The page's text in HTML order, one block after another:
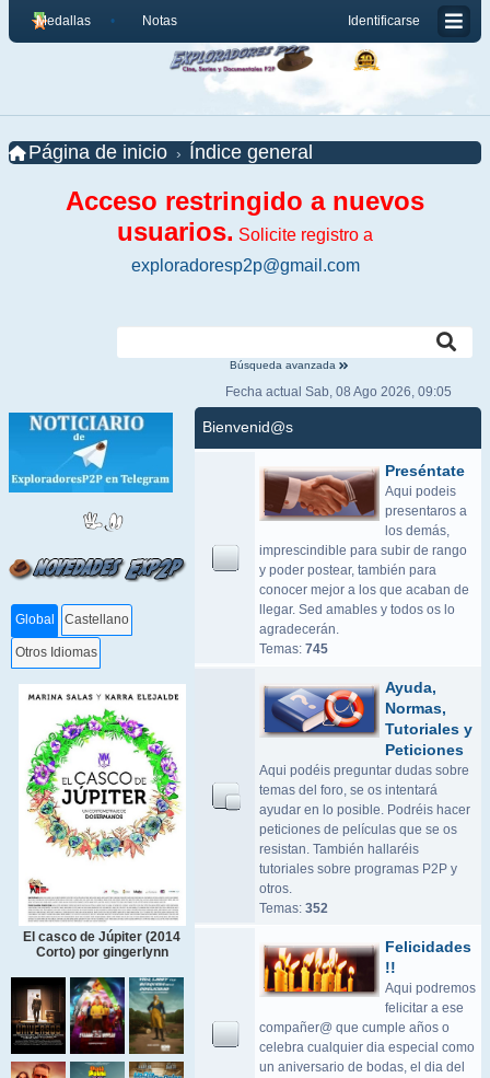
Identificarse
Medallas Notas
Página de inicio Índice general
Acceso restringido a nuevos
usuarios. Solicite registro a
exploradoresp2p@gmail.com
Búsqueda avanzada
Global Castellano
Otros Idiomas
El casco de Júpiter (2014
Corto) por gingerlynn
Fecha actual Sab, 08 Ago 2026, 09:05
Bienvenid@s
Preséntate
Aqui podeis
presentaros a
los demás,
imprescindible para subir de rango
y poder postear, también para
conocer mejor a los que acaban de
llegar. Sed amables y todos os lo
agradecerán.
Temas: 745
Ayuda,
Normas,
Tutoriales y
Peticiones
Aqui podéis preguntar dudas sobre
temas del foro, se os intentará
ayudar en lo posible. Podréis hacer
peticiones de películas que se os
resistan. También hallaréis
tutoriales sobre programas P2P y
otros.
Temas: 352
Felicidades
!!
Aqui podremos
felicitar a ese
compañer@ que cumple años o
celebra cualquier dia especial como
un aniversario de bodas, el dia del